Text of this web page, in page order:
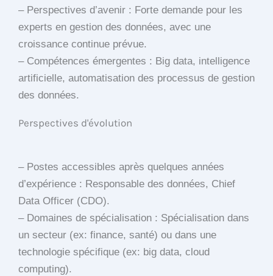
– Perspectives d’avenir : Forte demande pour les
experts en gestion des données, avec une
croissance continue prévue.
– Compétences émergentes : Big data, intelligence
artificielle, automatisation des processus de gestion
des données.
Perspectives d'évolution
– Postes accessibles après quelques années
d’expérience : Responsable des données, Chief
Data Officer (CDO).
– Domaines de spécialisation : Spécialisation dans
un secteur (ex: finance, santé) ou dans une
technologie spécifique (ex: big data, cloud
computing).